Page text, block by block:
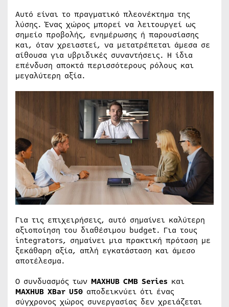
Αυτό είναι το πραγματικό πλεονέκτημα της
λύσης. Ένας χώρος μπορεί να λειτουργεί ως
σημείο προβολής, ενημέρωσης ή παρουσίασης
και, όταν χρειαστεί, να μετατρέπεται άμεσα σε
αίθουσα για υβριδικές συναντήσεις. Η ίδια
επένδυση αποκτά περισσότερους ρόλους και
μεγαλύτερη αξία.
Για τις επιχειρήσεις, αυτό σημαίνει καλύτερη
αξιοποίηση του διαθέσιμου budget. Για τους
integrators, σημαίνει μια πρακτική πρόταση με
ξεκάθαρη αξία, απλή εγκατάσταση και άμεσο
αποτέλεσμα.
Ο συνδυασμός των MAXHUB CMB Series και
MAXHUB XBar U50 αποδεικνύει ότι ένας
σύγχρονος χώρος συνεργασίας δεν χρειάζεται